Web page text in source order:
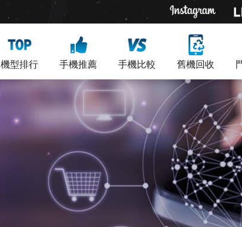
機型排行 手機推薦 手機比較 舊機回收